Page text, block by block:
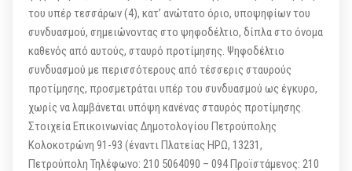
του υπέρ τεσσάρων (4), κατ’ ανώτατο όριο, υποψηφίων του
συνδυασμού, σημειώνοντας στο ψηφοδέλτιο, δίπλα στο όνομα
καθενός από αυτούς, σταυρό προτίμησης. Ψηφοδέλτιο
συνδυασμού με περισσότερους από τέσσερις σταυρούς
προτίμησης, προσμετράται υπέρ του συνδυασμού ως έγκυρο,
χωρίς να λαμβάνεται υπόψη κανένας σταυρός προτίμησης.
Στοιχεία Επικοινωνίας Δημοτολογίου Πετρούπολης
Κολοκοτρώνη 91-93 (έναντι Πλατείας ΗΡΩ, 13231,
Πετρούπολη Τηλέφωνο: 210 5064090 – 094 Προϊστάμενος: 210